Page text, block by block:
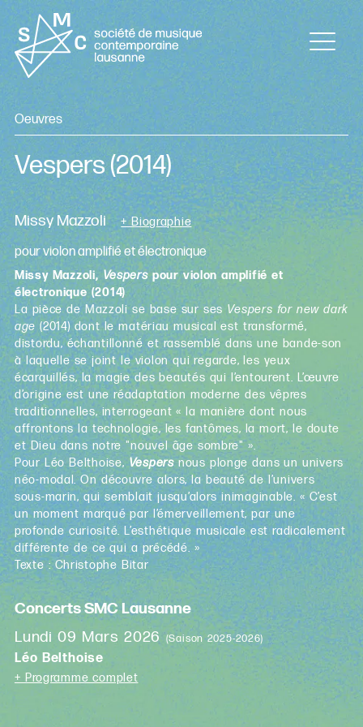
Oeuvres
Vespers(2014)
Missy Mazzoli + Biographie
pour violon amplifié et électronique
Missy Mazzoli, Vesperspour violon amplifié et
électronique (2014)
La pièce de Mazzoli se base sur ses Vespers for new dark
age (2014) dont le matériau musical est transformé,
distordu, échantillonné et rassemblé dans une bande-son
à laquelle se joint le violon qui regarde, les yeux
écarquillés, la magie des beautés qui l’entourent. L’œuvre
d’origine est une réadaptation moderne des vêpres
traditionnelles, interrogeant « la manière dont nous
affrontons la technologie, les fantômes, la mort, le doute
et Dieu dans notre "nouvel âge sombre" ».
Pour Léo Belthoise, Vespersnous plonge dans un univers
néo-modal. On découvre alors, la beauté de l’univers
sous-marin, qui semblait jusqu’alors inimaginable. « C’est
un moment marqué par l’émerveillement, par une
profonde curiosité. L’esthétique musicale est radicalement
différente de ce qui a précédé. »
Texte : Christophe Bitar
Concerts SMC Lausanne
Lundi 09 Mars 2026 (Saison 2025-2026)
Léo Belthoise
+ Programme complet